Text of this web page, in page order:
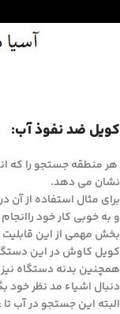
کویل ضد نفوذ آب:
نشان می دهد.
برای مثال استفاده از
و به خوبی کار خود
بخش مهمی از این قابلیت
کویل کاوش در این
همچنین بدنه دستگاه
دنبال اشیاء مد نظر خود
البته این جستجو در آب تا عمق ۳ متری امکان